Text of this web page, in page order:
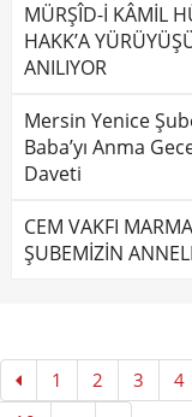
MÜRŞÎD-İ KÂMİL
HAKK’A
ANILIYOR
Mersin Yenice
Baba’yı Anma
Daveti
CEM VAKFI
ŞUBEMİZİN
1 2 3 4